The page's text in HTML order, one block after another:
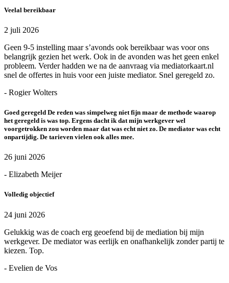
Veelal bereikbaar
2 juli 2026
Geen 9-5 instelling maar s’avonds ook bereikbaar was voor ons
belangrijk gezien het werk. Ook in de avonden was het geen enkel
probleem. Verder hadden we na de aanvraag via mediatorkaart.nl
snel de offertes in huis voor een juiste mediator. Snel geregeld zo.
- Rogier Wolters
Goed geregeld De reden was simpelweg niet fijn maar de methode waarop
het geregeld is was top. Ergens dacht ik dat mijn werkgever wel
voorgetrokken zou worden maar dat was echt niet zo. De mediator was echt
onpartijdig. De tarieven vielen ook alles mee.
26 juni 2026
- Elizabeth Meijer
Volledig objectief
24 juni 2026
Gelukkig was de coach erg geoefend bij de mediation bij mijn
werkgever. De mediator was eerlijk en onafhankelijk zonder partij te
kiezen. Top.
- Evelien de Vos